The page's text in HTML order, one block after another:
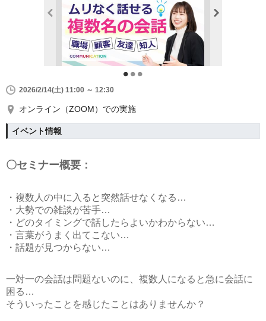
2026/2/14(土) 11:00 ～ 12:30
オンライン（ZOOM）での実施
イベント情報
〇セミナー概要：
・複数人の中に入ると突然話せなくなる…
・大勢での雑談が苦手…
・どのタイミングで話したらよいかわからない…
・言葉がうまく出てこない…
・話題が見つからない…
一対一の会話は問題ないのに、複数人になると急に会話に
困る…
そういったことを感じたことはありませんか？